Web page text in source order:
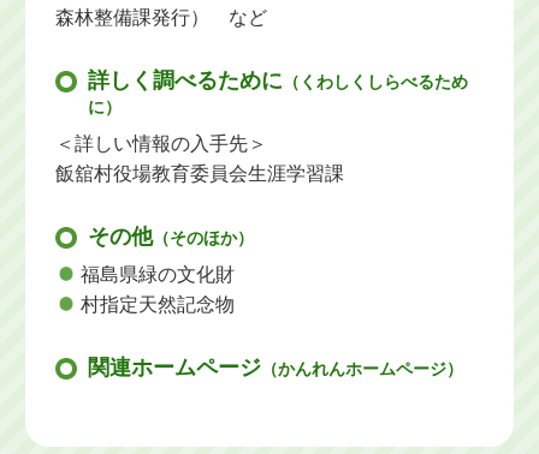
森林整備課発行） など
詳しく調べるために （くわしくしらべるため
に）
＜詳しい情報の入手先＞
飯舘村役場教育委員会生涯学習課
その他（そのほか）
福島県緑の文化財
村指定天然記念物
関連ホームページ（かんれんホームページ）